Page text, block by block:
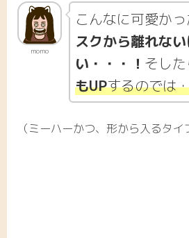
momo
こんなに可愛かっ
スクから離れな
い・・・！ そした
もUPするのでは
（ミーハーかつ、形から入るタイ